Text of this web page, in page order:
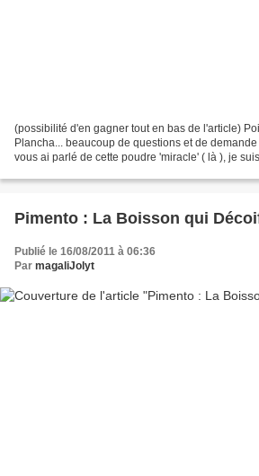
(possibilité d'en gagner tout en bas de l'article)
Plancha... beaucoup de questions et de
vous ai parlé de cette poudre 'miracle' ( là ), je
Pimento : La Boisson qui
Publié le 16/08/2011 à 06:36
Par magaliJolyt